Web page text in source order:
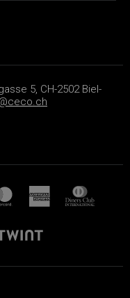
5, CH-2502 Biel-